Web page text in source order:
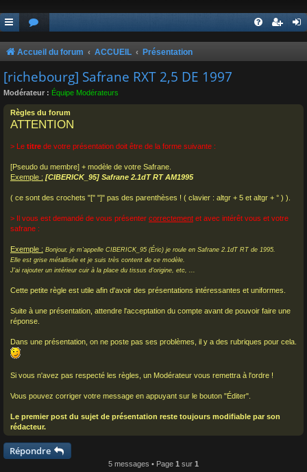
Accueil du forum ACCUEIL Présentation
[richebourg] Safrane RXT 2,5 DE 1997
Modérateur : Équipe Modérateurs
Règles du forum
ATTENTION
> Le titre de votre présentation doit être de la forme suivante :
[Pseudo du membre] + modèle de votre Safrane.
Exemple : [CIBERICK_95] Safrane 2.1dT RT AM1995
( ce sont des crochets "[" "]" pas des parenthèses ! ( clavier : altgr + 5 et altgr + ° ) ).
> Il vous est demandé de vous présenter correctement et avec intérêt vous et votre
safrane :
Exemple : Bonjour, je m'appelle CIBERICK_95 (Éric) je roule en Safrane 2.1dT RT de 1995.
Elle est grise métallisée et je suis très content de ce modèle.
J'ai rajouter un intérieur cuir à la place du tissus d'origine, etc, ...
Cette petite règle est utile afin d'avoir des présentations intéressantes et uniformes.
Suite à une présentation, attendre l'acceptation du compte avant de pouvoir faire une
réponse.
Dans une présentation, on ne poste pas ses problèmes, il y a des rubriques pour cela.
Si vous n'avez pas respecté les règles, un Modérateur vous remettra à l'ordre !
Vous pouvez corriger votre message en appuyant sur le bouton "Éditer".
Le premier post du sujet de présentation reste toujours modifiable par son
rédacteur.
Répondre
5 messages • Page 1 sur 1